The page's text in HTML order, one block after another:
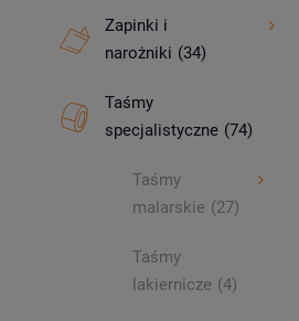
Zapinki i
narożniki (34)
Taśmy
specjalistyczne (74)
Taśmy
malarskie (27)
Taśmy
lakiernicze (4)